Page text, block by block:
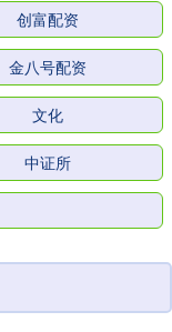
创富配资
金八号配资
文化
中证所